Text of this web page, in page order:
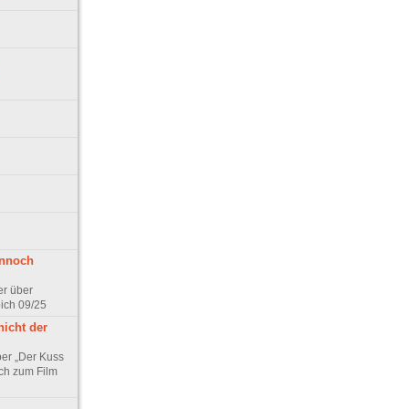
über
09/25
der
„Der Kuss
zum Film